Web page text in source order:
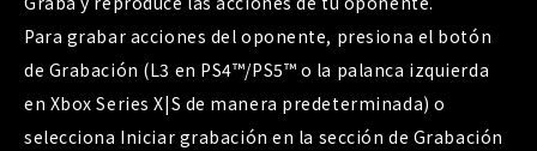
Para grabar acciones del oponente, presiona el botón
de Grabación (L3 en PS4™/PS5™ o la palanca izquierda
en Xbox Series X|S de manera predeterminada) o
selecciona Iniciar grabación en la sección de Grabación